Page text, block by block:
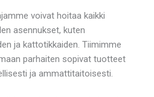
voivat hoitaa kaikki
asennukset, kuten
ja kattotikkaiden. Tiimimme
parhaiten sopivat tuotteet
ja ammattitaitoisesti.